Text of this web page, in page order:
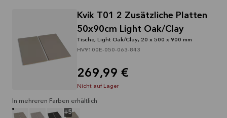
Kvik T01 2 Zusätzliche Platten
50x90cm Light Oak/Clay
Tische, Light Oak/Clay, 20 x 500 x 900 mm
HV9100E-050-063-843
269,99 €
Nicht auf Lager
In mehreren Farben erhältlich
+5